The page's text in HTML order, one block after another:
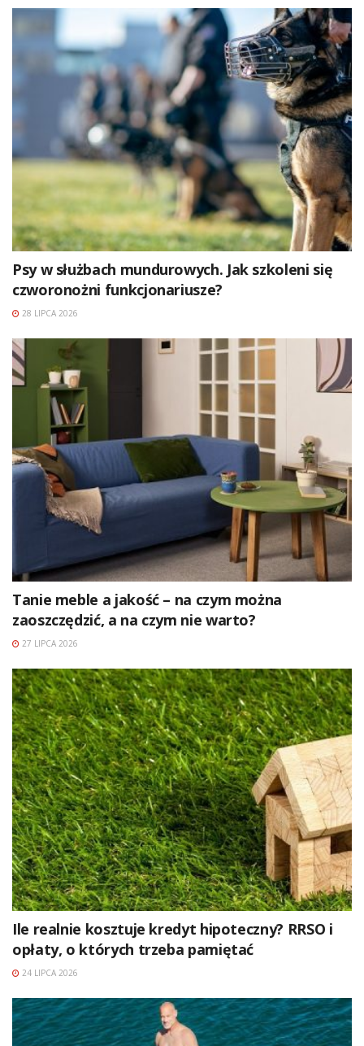
Psy w służbach mundurowych. Jak szkoleni się
czworonożni funkcjonariusze?
28 LIPCA 2026
Tanie meble a jakość – na czym można
zaoszczędzić, a na czym nie warto?
27 LIPCA 2026
Ile realnie kosztuje kredyt hipoteczny? RRSO i
opłaty, o których trzeba pamiętać
24 LIPCA 2026